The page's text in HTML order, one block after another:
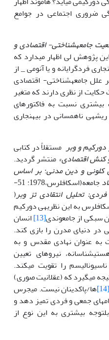
ضروری اجتماعی در جوامع
جامعه­شناختی- اقتصادی و
پژوهش لی اظهار می­دارد که
فردگرایانه و یا آنومی _ از
علل جامعه­شناختی- اقتصادی
حکایت از نظری دارند که متغیر
نسبت به فاکتورهای
ناهمسانی در بی­هنجاری
دورکیم و وبر مستقلاً در کتابی
کنش اقتصادی» منتشر گردید.
کلونی و دین مدنی:بر اساس
جامعه(اسکافلرس،1978: 51-
تحلیل انتقادی تز وبر(
اسکافلرس به این نظریه­ی دورکیم
سبکی از جامعوندی[13]
انسان
دنیای مدرن را بازی کند.
ملت به عنوان نهادی مقدس و به
نیروهای تعیین
را تقویت می­کند.
می­گیرد که (عقلانیت صوری)
[14]
­ها/پاک­دینان نیست. میجرس
جمعی و فردی تمیز دهد و
بیشتری به این نوع از